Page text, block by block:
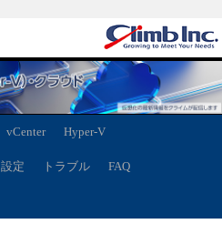
vCenter Hyper-V
設定 トラブル FAQ